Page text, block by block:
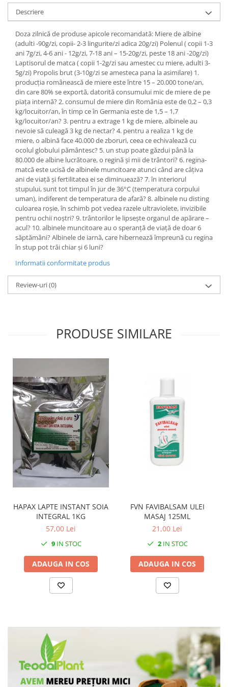
SUPLIMENTE STOMAC- DIGESTIE-
COLON
SUPLIMENTE IMUNITATE
COSMETICE FAȚĂ
CREME CORP-MASAJ-MAINI -
CALCAIE
FOOD SEMINȚE- OLEAGINOASE
ULEIURI
CEAIURI
GEMODERIVATE
CREME AFECTIUNI PIELE
SUPOZITOARE
TINCTURI
SUPERALIMENTE
Descriere
Doza zilnică de produse apicole recomandată: Miere de albine
(adulti -90g/zi, copii- 2-3 lingurite/zi adica 20g/zi) Polenul ( copii 1-3
ani 7g/zi, 4-6 ani - 12g/zi, 7-18 ani – 15-20g/zi, peste 18 ani -20g/zi)
Laptisorul de matca ( copii 1-2g/zi sau amestec cu miere, adulti 3-
5g/zi) Propolis brut (3-10g/zi se amesteca pana la asimilare) 1.
producţia românească de miere este între 15 – 20.000 tone/an,
din care 80% se exportă, datorită consumului mic de miere de pe
piaţa internă? 2. consumul de miere din România este de 0,2 – 0,3
kg/locuitor/an, în timp ce în Germania este de 1,5 – 1,7
kg/locuitor/an? 3. pentru a extrage 1 kg de miere, albinele au
nevoie să culeagă 3 kg de nectar? 4. pentru a realiza 1 kg de
miere, o albină face 40.000 de zboruri, ceea ce echivalează cu
ocolul globului pământesc? 5. un stup poate găzdui până la
80.000 de albine lucrătoare, o regină şi mii de trântori? 6. regina-
matcă este ucisă de albinele muncitoare atunci când are câţiva
ani de viaţă şi fertilitatea ei se diminuează? 7. în interiorul
stupului, sunt tot timpul în jur de 36°C (temperatura corpului
uman), indiferent de temperatura de afară? 8. albinele nu disting
culoarea roşie, în schimb pot vedea razele ultraviolete, invizibile
pentru ochii noştri? 9. trântorilor le lipseşte organul de apărare –
acul? 10. albinele muncitoare au o speranţă de viaţă de doar 6
săptămâni? Albinele de iarnă, care hibernează împreună cu regina
în stup pot trăi chiar şi 6 luni?
Informatii conformitate produs
Review-uri(0)
PRODUSE SIMILARE
HAPAX LAPTE INSTANT SOIA
INTEGRAL 1KG
57,00 Lei
9IN STOC
ADAUGA IN COS
FVN FAVIBALSAM ULEI
MASAJ 125ML
21,00 Lei
2IN STOC
ADAUGA IN COS